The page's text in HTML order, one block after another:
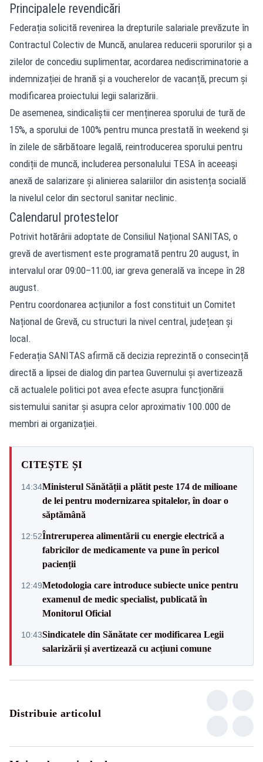
Principalele revendicări
Federația solicită revenirea la drepturile salariale prevăzute în
Contractul Colectiv de Muncă, anularea reducerii sporurilor și a
zilelor de concediu suplimentar, acordarea nediscriminatorie a
indemnizației de hrană și a voucherelor de vacanță, precum și
modificarea proiectului legii salarizării.
De asemenea, sindicaliștii cer menținerea sporului de tură de
15%, a sporului de 100% pentru munca prestată în weekend și
în zilele de sărbătoare legală, reintroducerea sporului pentru
condiții de muncă, includerea personalului TESA în aceeași
anexă de salarizare și alinierea salariilor din asistența socială
la nivelul celor din sectorul sanitar neclinic.
Calendarul protestelor
Potrivit hotărârii adoptate de Consiliul Național SANITAS, o
grevă de avertisment este programată pentru 20 august, în
intervalul orar 09:00–11:00, iar greva generală va începe în 28
august.
Pentru coordonarea acțiunilor a fost constituit un Comitet
Național de Grevă, cu structuri la nivel central, județean și
local.
Federația SANITAS afirmă că decizia reprezintă o consecință
directă a lipsei de dialog din partea Guvernului și avertizează
că actualele politici pot avea efecte asupra funcționării
sistemului sanitar și asupra celor aproximativ 100.000 de
membri ai organizației.
CITEȘTE ȘI
14:34Ministerul Sănătății a plătit peste 174 de milioane
de lei pentru modernizarea spitalelor, în doar o
săptămână
12:52Întreruperea alimentării cu energie electrică a
fabricilor de medicamente va pune în pericol
pacienții
12:49Metodologia care introduce subiecte unice pentru
examenul de medic specialist, publicată în
Monitorul Oficial
10:43Sindicatele din Sănătate cer modificarea Legii
salarizării și avertizează cu acțiuni comune
Distribuie articolul